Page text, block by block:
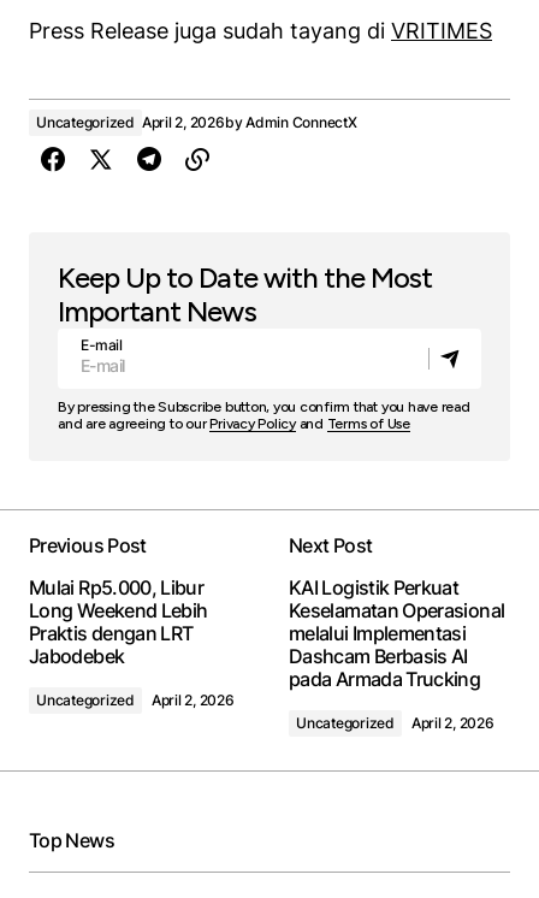
Press Release juga sudah tayang di VRITIMES
Uncategorized April 2, 2026byAdmin ConnectX
Keep Up to Date with the Most
Important News
E-mail
By pressing the Subscribe button, you confirm that you have read
and are agreeing to ourPrivacy Policyand Terms of Use
Previous Post
Mulai Rp5.000, Libur
Long Weekend Lebih
Praktis dengan LRT
Jabodebek
Uncategorized April 2, 2026
Next Post
KAI Logistik Perkuat
Keselamatan Operasional
melalui Implementasi
Dashcam Berbasis AI
pada Armada Trucking
Uncategorized April 2, 2026
Top News